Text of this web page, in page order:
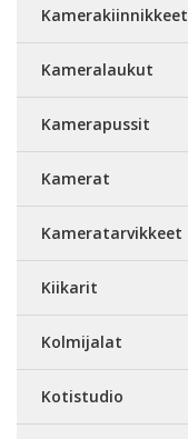
Kamerakiinnikkeet
Kameralaukut
Kamerapussit
Kamerat
Kameratarvikkeet
Kiikarit
Kolmijalat
Kotistudio